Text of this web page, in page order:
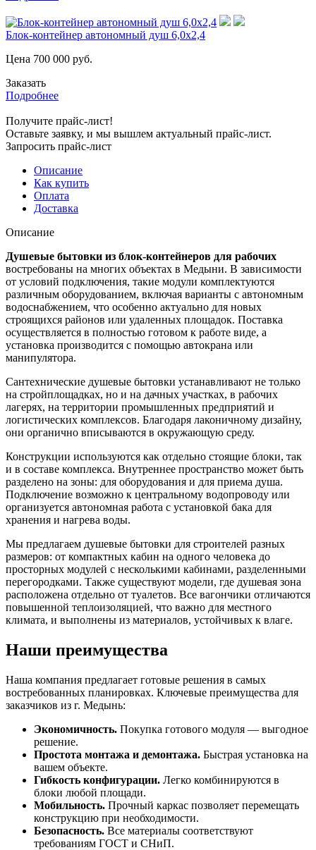
Блок-контейнер автономный душ 6,0х2,4
Цена 700 000 руб.
Заказать
Подробнее
Получите прайс-лист!
Оставьте заявку, и мы вышлем актуальный прайс-лист.
Запросить прайс-лист
Описание
Как купить
Оплата
Доставка
Описание
Душевые бытовки из блок-контейнеров для рабочих
востребованы на многих объектах в Медыни. В зависимости
от условий подключения, такие модули комплектуются
различным оборудованием, включая варианты с автономным
водоснабжением, что особенно актуально для новых
строящихся районов или удаленных площадок. Поставка
осуществляется в полностью готовом к работе виде, а
установка производится с помощью автокрана или
манипулятора.
Сантехнические душевые бытовки устанавливают не только
на стройплощадках, но и на дачных участках, в рабочих
лагерях, на территории промышленных предприятий и
логистических комплексов. Благодаря лаконичному дизайну,
они органично вписываются в окружающую среду.
Конструкции используются как отдельно стоящие блоки, так
и в составе комплекса. Внутреннее пространство может быть
разделено на зоны: для оборудования и для приема душа.
Подключение возможно к центральному водопроводу или
организуется автономная работа с установкой бака для
хранения и нагрева воды.
Мы предлагаем душевые бытовки для строителей разных
размеров: от компактных кабин на одного человека до
просторных модулей с несколькими кабинами, разделенными
перегородками. Также существуют модели, где душевая зона
расположена отдельно от туалетов. Все вагончики отличаются
повышенной теплоизоляцией, что важно для местного
климата, и выполнены из материалов, устойчивых к влаге.
Наши преимущества
Наша компания предлагает готовые решения в самых
востребованных планировках. Ключевые преимущества для
заказчиков из г. Медынь:
Экономичность. Покупка готового модуля — выгодное
решение.
Простота монтажа и демонтажа. Быстрая установка на
вашем объекте.
Гибкость конфигурации. Легко комбинируются в
блоки любой площади.
Мобильность. Прочный каркас позволяет перемещать
конструкцию при необходимости.
Безопасность. Все материалы соответствуют
требованиям ГОСТ и СНиП.